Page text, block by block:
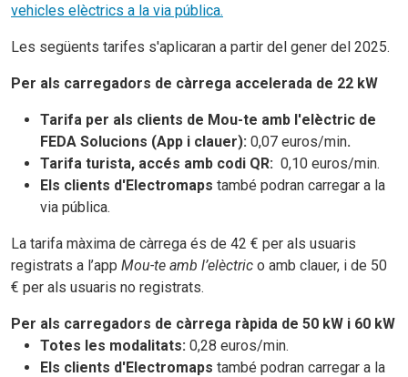
vehicles elèctrics a la via pública.
Les següents tarifes s'aplicaran a partir del gener del 2025.
Per als carregadors de càrrega accelerada de 22 kW
Tarifa per als clients de Mou-te amb l'elèctric de
FEDA Solucions (App i clauer): 0,07 euros/min.
Tarifa turista, accés amb codi QR: 0,10 euros/min.
Els clients d'Electromaps també podran carregar a la
via pública.
La tarifa màxima de càrrega és de 42 € per als usuaris
registrats a l’app Mou-te amb l’elèctric o amb clauer, i de 50
€ per als usuaris no registrats.
Per als carregadors de càrrega ràpida de 50 kW i 60 kW
Totes les modalitats: 0,28 euros/min.
Els clients d'Electromaps també podran carregar a la